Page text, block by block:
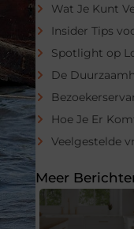
Wat Je Kunt
Insider Tips
Spotlight op
De
Hoe Je Er
Veelgestelde
Meer